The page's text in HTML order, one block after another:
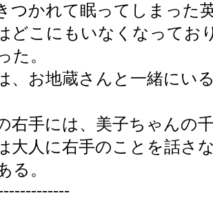
つかれて眠ってしまった
どこにもいなくなってお
た。
、お地蔵さんと一緒にい
右手には、美子ちゃんの
大人に右手のことを話さ
る。